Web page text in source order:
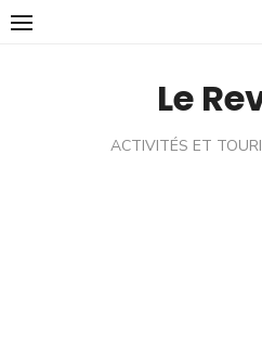
Skip
Le
ACTIVITÉS ET